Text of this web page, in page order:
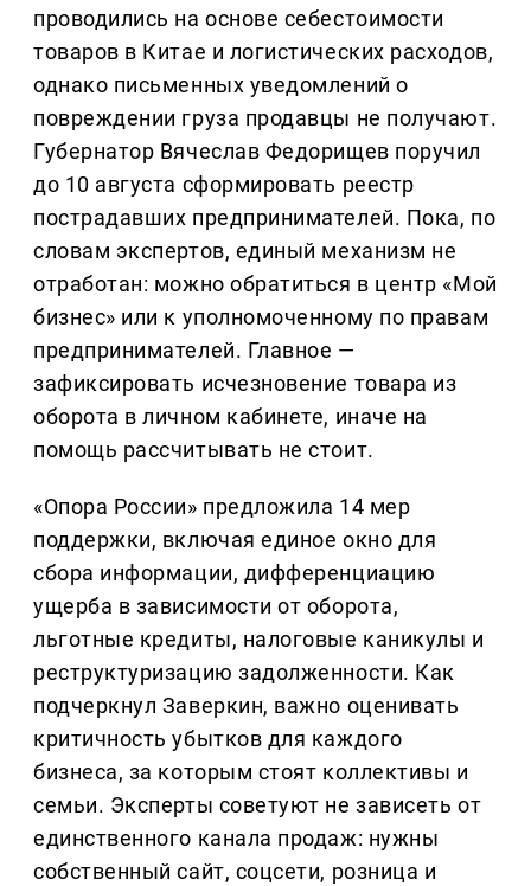
проводились на основе себестоимости
товаров в Китае и логистических расходов,
однако письменных уведомлений о
повреждении груза продавцы не получают.
Губернатор Вячеслав Федорищев поручил
до 10 августа сформировать реестр
пострадавших предпринимателей. Пока, по
словам экспертов, единый механизм не
отработан: можно обратиться в центр «Мой
бизнес» или к уполномоченному по правам
предпринимателей. Главное —
зафиксировать исчезновение товара из
оборота в личном кабинете, иначе на
помощь рассчитывать не стоит.
«Опора России» предложила 14 мер
поддержки, включая единое окно для
сбора информации, дифференциацию
ущерба в зависимости от оборота,
льготные кредиты, налоговые каникулы и
реструктуризацию задолженности. Как
подчеркнул Заверкин, важно оценивать
критичность убытков для каждого
бизнеса, за которым стоят коллективы и
семьи. Эксперты советуют не зависеть от
единственного канала продаж: нужны
собственный сайт, соцсети, розница и